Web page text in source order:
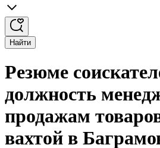
Найти
Резюме
должность
продажам
вахтой в